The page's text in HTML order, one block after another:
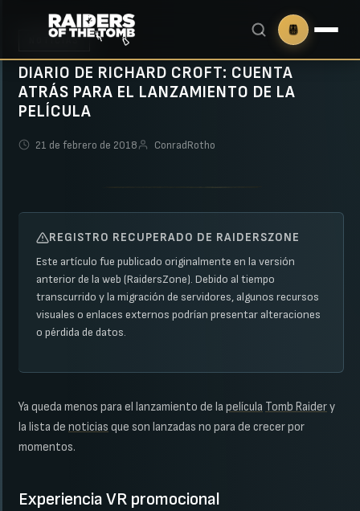
NOTICIAS
DIARIO DE RICHARD CROFT: CUENTA
ATRÁS PARA EL LANZAMIENTO DE LA
PELÍCULA
21 de febrero de 2018 ConradRotho
REGISTRO RECUPERADO DE RAIDERSZONE
Este artículo fue publicado originalmente en la versión
anterior de la web (RaidersZone). Debido al tiempo
transcurrido y la migración de servidores, algunos recursos
visuales o enlaces externos podrían presentar alteraciones
o pérdida de datos.
Ya queda menos para el lanzamiento de la película Tomb Raidery
la lista de noticias que son lanzadas no para de crecer por
momentos.
Experiencia VR promocional